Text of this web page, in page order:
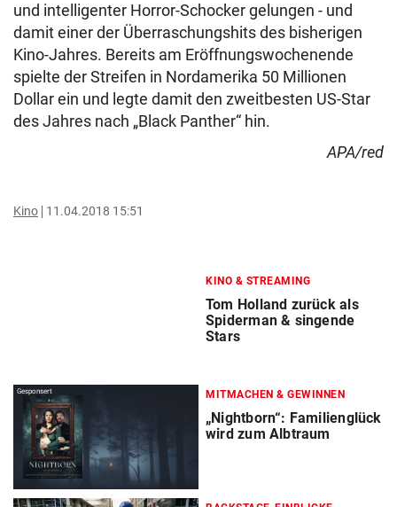
und intelligenter Horror-Schocker gelungen - und
damit einer der Überraschungshits des bisherigen
Kino-Jahres. Bereits am Eröffnungswochenende
spielte der Streifen in Nordamerika 50 Millionen
Dollar ein und legte damit den zweitbesten US-Star
des Jahres nach „Black Panther“ hin.
APA/red
Kino 11.04.2018 15:51
KINO & STREAMING
Tom Holland zurück als
Spiderman & singende
Stars
Gesponsert MITMACHEN & GEWINNEN
„Nightborn“: Familienglück
wird zum Albtraum